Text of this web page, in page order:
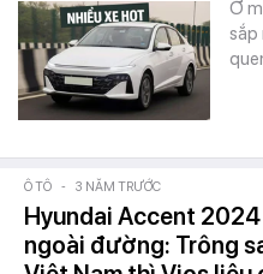
Ở
sắp
Ô TÔ - 3 NĂM TRƯỚC
Hyundai Accent
ngoài đường: Trông